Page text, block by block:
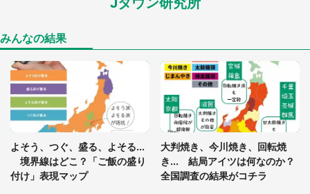
家に〝デカい蛾〟が居座り続けて3日間...ビビり続
「○○がない街に住んでいます」住人の呟きに30万
人驚がく 何が存在しないか、あなたはわかる？
「閉所恐怖症の私は新幹線で大パニック。隣席の青
年に『手を繋いで』とお願いしたら...」 体験談に
8万人感動
みんなの結果
よそう、つぐ、盛る、よそる...
境界線はどこ？「ご飯の盛り
付け」表現マップ
大判焼き、今川焼き、回転焼
き... 結局アイツは何なのか？
全国調査の結果がコチラ